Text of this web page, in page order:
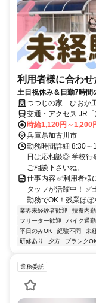
利用者様に合わ
土日祝休み＆日勤7時
つつじの家 ひおか
交通・アクセス JR
時給1,120円～1,200
兵庫県加古川市
勤務時間詳細 8:30～
日は応相談◎ 学校行
ご相談下さいね。
仕事内容 ✅利用者様
タッフが活躍中！
勤務でOK！残業ほ
業界未経験者歓迎 扶養内
フリーター歓迎
バイク通
平日のみOK
経験不問 未
研修あり
夕方 ブランク
業務委託